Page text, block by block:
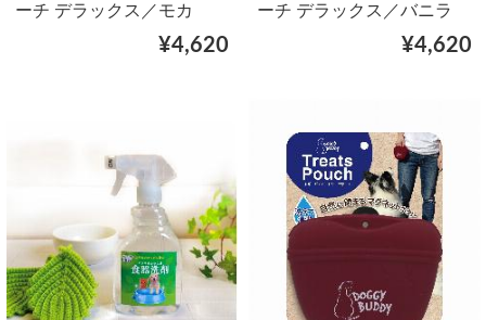
ーチ デラックス／モカ
¥4,620
ーチ デラックス／バニラ
¥4,620